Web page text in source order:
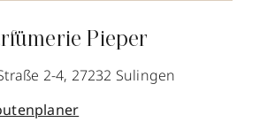
Pieper
2-4, 27232 Sulingen